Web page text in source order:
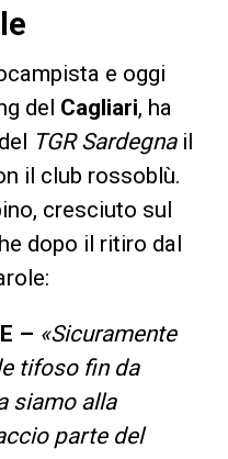
e oggi
del Cagliari, ha
TGR Sardegnail
il club rossoblù.
cresciuto sul
dopo il ritiro dal
– «Sicuramente
tifoso fin da
siamo alla
parte del